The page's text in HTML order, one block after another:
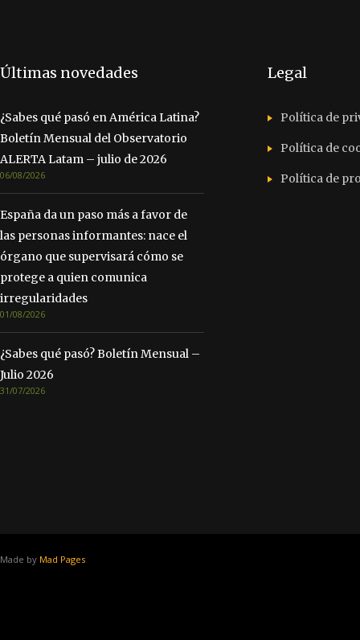
Últimas novedades
¿Sabes qué pasó en América Latina?
Boletín Mensual del Observatorio
ALERTA Latam – julio de 2026
06/08/2026
España da un paso más a favor de
las personas informantes: nace el
órgano que supervisará cómo se
protege a quien comunica
irregularidades
01/08/2026
¿Sabes qué pasó? Boletín Mensual –
Julio 2026
31/07/2026
Legal
Política de
Política de
Política de
Made by Mad Pages